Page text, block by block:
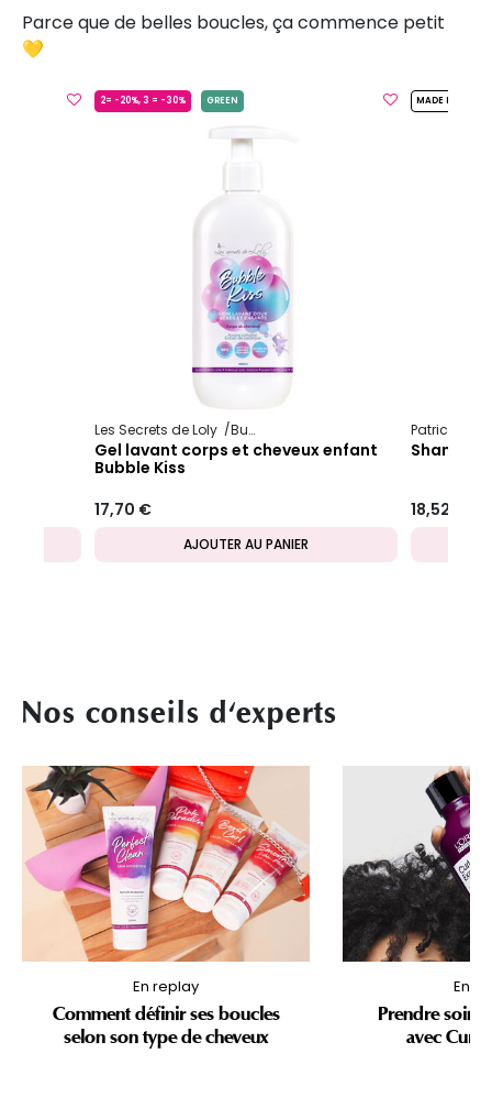
Parce que de belles boucles, ça commence petit
💛
2= -20%, 3 = -30% GREEN
Les Secrets de Loly Bubble
Gel lavant corps et cheveux enfant
Bubble Kiss
17,70 €
AJOUTER AU PANIER
MADE IN
Patrice
18,52 €
Nos conseils d'experts
En replay
Comment définir ses boucles
selon son type de cheveux
En
Prendre soin
avec Curl